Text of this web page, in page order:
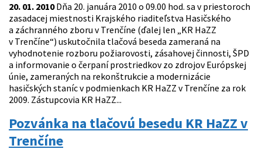
20. 01. 2010Dňa 20. januára 2010 o 09.00 hod. sa v priestoroch
zasadacej miestnosti Krajského riaditeľstva Hasičského
a záchranného zboru v Trenčíne (ďalej len „KR HaZZ
v Trenčíne“) uskutočnila tlačová beseda zameraná na
vyhodnotenie rozboru požiarovosti, zásahovej činnosti, ŠPD
a informovanie o čerpaní prostriedkov zo zdrojov Európskej
únie, zameraných na rekonštrukcie a modernizácie
hasičských staníc v podmienkach KR HaZZ v Trenčíne za rok
2009. Zástupcovia KR HaZZ...
Pozvánka na tlačovú besedu KR HaZZ v
Trenčíne